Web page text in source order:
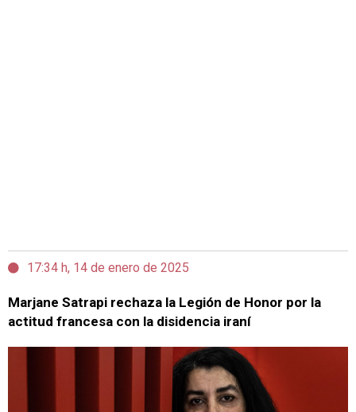
17:34 h, 14 de enero de 2025
Marjane Satrapi rechaza la Legión de Honor por la
actitud francesa con la disidencia iraní